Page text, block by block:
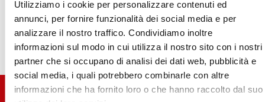
nostri partner che si occupano di analisi dei dati web,
pubblicità e social media, i quali potrebbero combinarle
con altre informazioni che ha fornito loro o che hanno
raccolto dal suo utilizzo dei loro servizi.
Mostra dettagli
SCOPRI COME